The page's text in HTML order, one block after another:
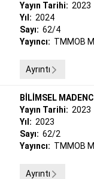
Yayın Tarihi: 2023
Yıl: 2024
Sayı: 62/4
Yayıncı: TMMOB
Ayrıntı
BİLİMSEL
Yayın Tarihi: 2023
Yıl: 2023
Sayı: 62/2
Yayıncı: TMMOB
Ayrıntı